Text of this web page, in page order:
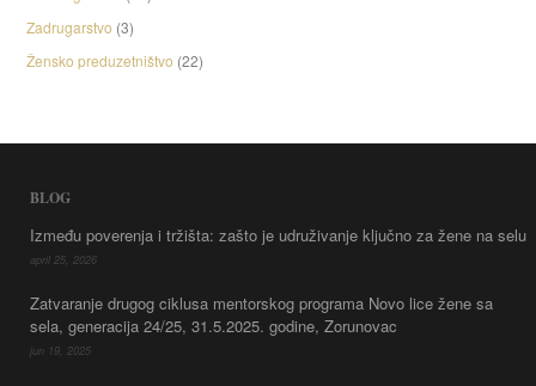
Zadrugarstvo (3)
Žensko preduzetništvo (22)
BLOG
Između poverenja i tržišta: zašto je udruživanje ključno za žene na selu
april 25, 2026
Zatvaranje drugog ciklusa mentorskog programa Novo lice žene sa
sela, generacija 24/25, 31.5.2025. godine, Zorunovac
jun 19, 2025